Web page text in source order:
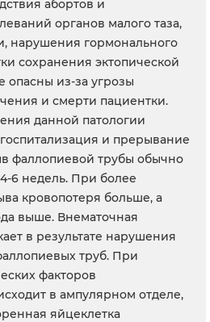
абортов и
органов малого таза,
нарушения гормонального
сохранения эктопической
опасны из-за угрозы
и смерти пациентки.
данной патологии
и прерывание
фаллопиевой трубы обычно
6 недель. При более
кровопотеря больше, а
выше. Внематочная
в результате нарушения
труб. При
факторов
в ампулярном отделе,
яйцеклетка